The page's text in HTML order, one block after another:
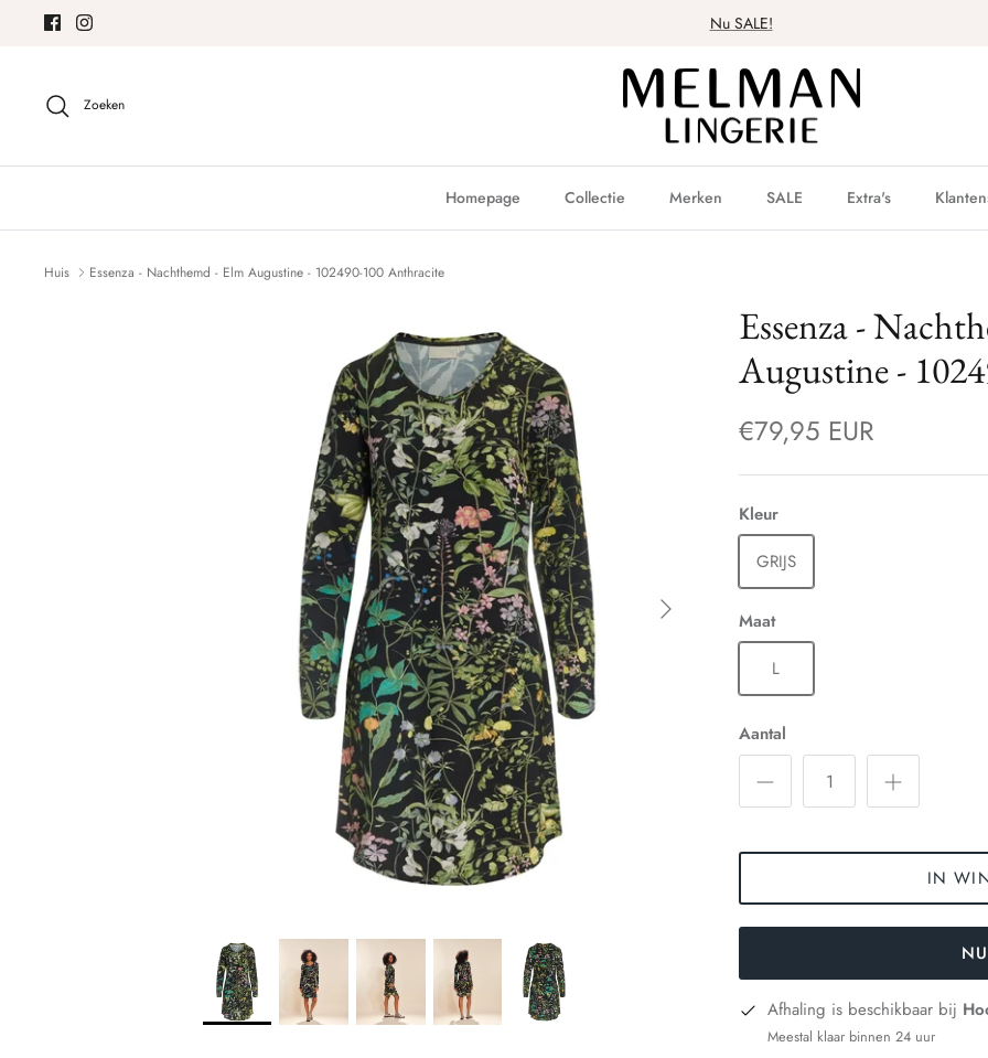
Meteen
content
Nu SALE!
Zoeken
Homepage Collectie Merken SALE Extra's
Huis Essenza - Nachthemd - Elm Augustine - 102490-100 Anthracite
Essenza -
Augustine -
€79,95 EUR
Kleur
GRIJS
Maat
L
Aantal
IN
Afhaling is beschikbaar bij
Meestal klaar binnen 24 uur